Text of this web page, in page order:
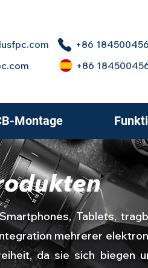
+86
+86
Montage
Tablets,
mehrerer
da sie sich biegen